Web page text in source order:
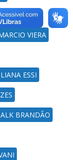
VIERA
ESSI
BRANDÃO